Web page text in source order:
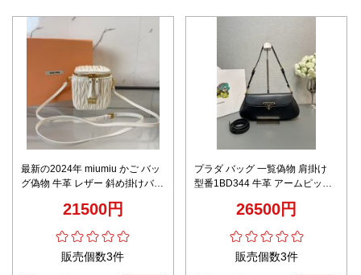
最新の2024年 miumiu かご バッ
グ偽物 牛革 レザー 斜め掛けバッ
21500円
販売個数3件
プラダ バッグ 一覧偽物 肩掛け
型番1BD344 牛革 アームピット
26500円
販売個数3件